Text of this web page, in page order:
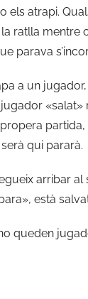
els atrapi.
ratlla mentre
parava
a un
«salat»
qui pararà.
arribar al
està
queden